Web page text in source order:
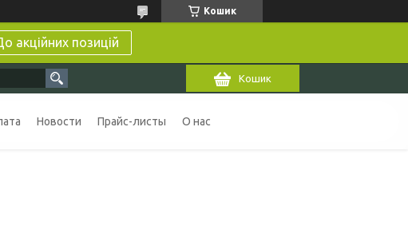
Кошик
акційних позицій
Кошик
Новости Прайс-листы О нас